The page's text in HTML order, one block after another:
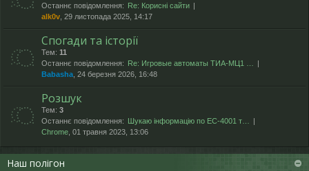
Останнє повідомлення:
Re: Корисні сайти
alk0v , 29 листопада 2025, 14:17
Спогади та історії
Тем: 11
Останнє повідомлення:
Re: Игровые автоматы ТИА-МЦ1 …
Babasha , 24 березня 2026, 16:48
Розшук
Тем: 3
Останнє повідомлення:
Шукаю інформацію по ЕС-4001 т…
Chrome , 01 травня 2023, 13:06
Наш полігон